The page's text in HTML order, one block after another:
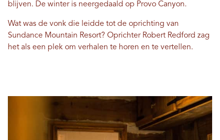
blijven. De winter is neergedaald op Provo Canyon.
Wat was de vonk die leidde tot de oprichting van
Sundance Mountain Resort? Oprichter Robert Redford zag
het als een plek om verhalen te horen en te vertellen.